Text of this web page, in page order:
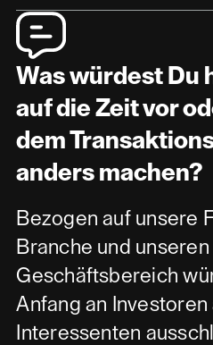
Was würdest Du
auf die Zeit vor
dem
anders machen?
Bezogen auf unsere
Branche und unseren
Geschäftsbereich
Anfang an Investoren
Interessenten